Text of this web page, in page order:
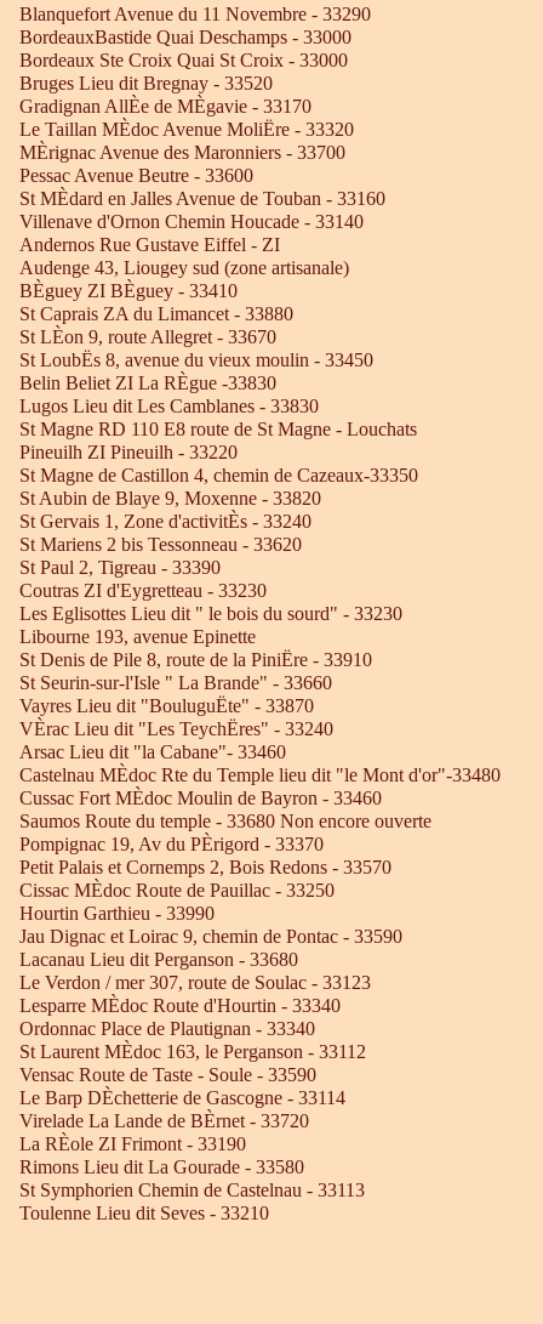
Blanquefort Avenue du 11 Novembre - 33290
BordeauxBastide Quai Deschamps - 33000
Bordeaux Ste Croix Quai St Croix - 33000
Bruges Lieu dit Bregnay - 33520
Gradignan AllÈe de MÈgavie - 33170
Le Taillan MÈdoc Avenue MoliËre - 33320
MÈrignac Avenue des Maronniers - 33700
Pessac Avenue Beutre - 33600
St MÈdard en Jalles Avenue de Touban - 33160
Villenave d'Ornon Chemin Houcade - 33140
Andernos Rue Gustave Eiffel - ZI
Audenge 43, Liougey sud (zone artisanale)
BÈguey ZI BÈguey - 33410
St Caprais ZA du Limancet - 33880
St LÈon 9, route Allegret - 33670
St LoubËs 8, avenue du vieux moulin - 33450
Belin Beliet ZI La RÈgue -33830
Lugos Lieu dit Les Camblanes - 33830
St Magne RD 110 E8 route de St Magne - Louchats
Pineuilh ZI Pineuilh - 33220
St Magne de Castillon 4, chemin de Cazeaux-33350
St Aubin de Blaye 9, Moxenne - 33820
St Gervais 1, Zone d'activitÈs - 33240
St Mariens 2 bis Tessonneau - 33620
St Paul 2, Tigreau - 33390
Coutras ZI d'Eygretteau - 33230
Les Eglisottes Lieu dit " le bois du sourd" - 33230
Libourne 193, avenue Epinette
St Denis de Pile 8, route de la PiniËre - 33910
St Seurin-sur-l'Isle " La Brande" - 33660
Vayres Lieu dit "BouluguËte" - 33870
VÈrac Lieu dit "Les TeychËres" - 33240
Arsac Lieu dit "la Cabane"- 33460
Castelnau MÈdoc Rte du Temple lieu dit "le Mont d'or"-33480
Cussac Fort MÈdoc Moulin de Bayron - 33460
Saumos Route du temple - 33680 Non encore ouverte
Pompignac 19, Av du PÈrigord - 33370
Petit Palais et Cornemps 2, Bois Redons - 33570
Cissac MÈdoc Route de Pauillac - 33250
Hourtin Garthieu - 33990
Jau Dignac et Loirac 9, chemin de Pontac - 33590
Lacanau Lieu dit Perganson - 33680
Le Verdon / mer 307, route de Soulac - 33123
Lesparre MÈdoc Route d'Hourtin - 33340
Ordonnac Place de Plautignan - 33340
St Laurent MÈdoc 163, le Perganson - 33112
Vensac Route de Taste - Soule - 33590
Le Barp DÈchetterie de Gascogne - 33114
Virelade La Lande de BÈrnet - 33720
La RÈole ZI Frimont - 33190
Rimons Lieu dit La Gourade - 33580
St Symphorien Chemin de Castelnau - 33113
Toulenne Lieu dit Seves - 33210